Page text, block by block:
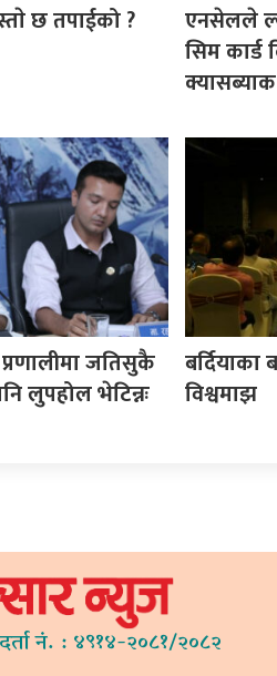
छ तपाईको ?
एनसेलले
सिम कार्ड
जतिसुकै
लुपहोल भेटिन्नः
बर्दियाका
विश्वमाझ
नं. : ४९१४-२०८१/२०८२